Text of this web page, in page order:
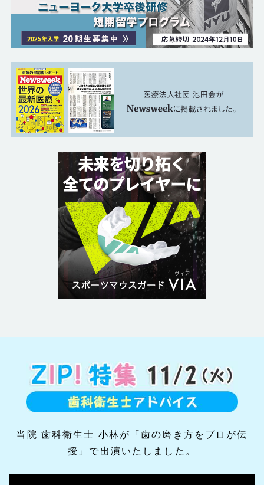
当院 歯科衛生士 小林が「歯の磨き方をプロが伝
授」で出演いたしました。